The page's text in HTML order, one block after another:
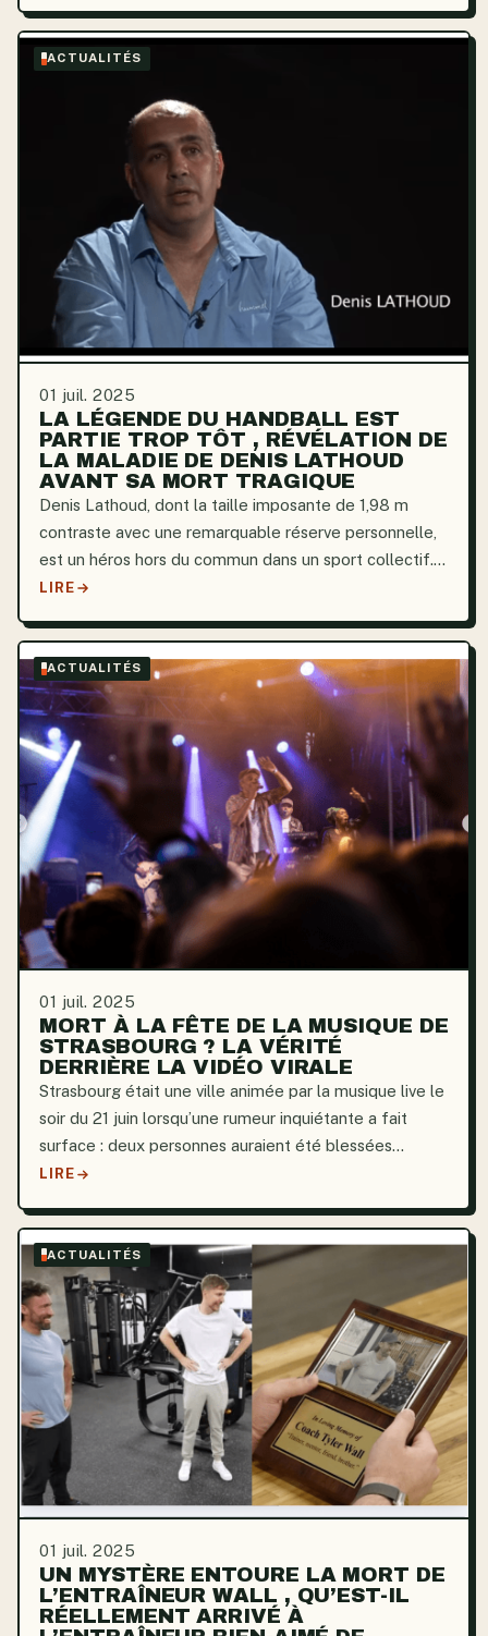
coup...
ACTUALITÉS
01 juil. 2025
LA LÉGENDE DU HANDBALL EST
PARTIE TROP TÔT , RÉVÉLATION DE
LA MALADIE DE DENIS LATHOUD
AVANT SA MORT TRAGIQUE
Denis Lathoud, dont la taille imposante de 1,98 m
contraste avec une remarquable réserve personnelle,
est un héros hors du commun dans un sport collectif.
Depuis les années 1990, il s’est hissé du statut de
LIRE
ACTUALITÉS
01 juil. 2025
MORT À LA FÊTE DE LA MUSIQUE DE
STRASBOURG ? LA VÉRITÉ
DERRIÈRE LA VIDÉO VIRALE
Strasbourg était une ville animée par la musique live le
soir du 21 juin lorsqu’une rumeur inquiétante a fait
surface : deux personnes auraient été blessées
pendant la fête de la musique, et un couteau aurait
LIRE
ACTUALITÉS
01 juil. 2025
UN MYSTÈRE ENTOURE LA MORT DE
L’ENTRAÎNEUR WALL , QU’EST-IL
RÉELLEMENT ARRIVÉ À